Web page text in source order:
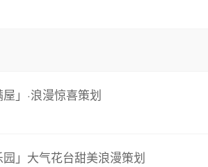
屋」·浪漫惊喜策划
园」大气花台甜美浪漫策划